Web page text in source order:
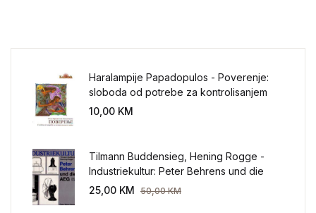
Haralampije Papadopulos - Poverenje:
sloboda od potrebe za kontrolisanjem
sveta
10,00 KM
Tilmann Buddensieg, Hening Rogge -
Industriekultur: Peter Behrens und die
AEG 1907-1914.
25,00 KM 50,00KM